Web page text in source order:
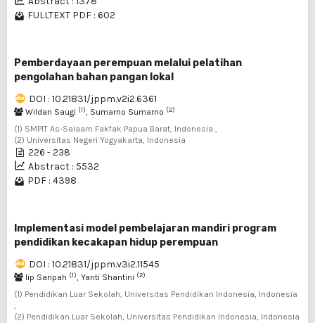
FULLTEXT PDF : 602
Pemberdayaan perempuan melalui pelatihan
pengolahan bahan pangan lokal
DOI : 10.21831/jppm.v2i2.6361
Wildan Saugi (1), Sumarno Sumarno (2)
(1) SMPIT As-Salaam Fakfak Papua Barat, Indonesia ,
(2) Universitas Negeri Yogyakarta, Indonesia
226 - 238
Abstract : 5532
PDF : 4398
Implementasi model pembelajaran mandiri program
pendidikan kecakapan hidup perempuan
DOI : 10.21831/jppm.v3i2.11545
Iip Saripah (1), Yanti Shantini (2)
(1) Pendidikan Luar Sekolah, Universitas Pendidikan Indonesia, Indonesia
,
(2) Pendidikan Luar Sekolah, Universitas Pendidikan Indonesia, Indonesia